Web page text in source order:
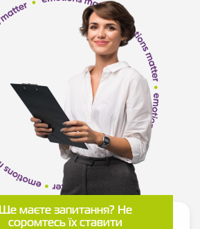
Ще маєте запитання? Не
соромтесь їх ставити